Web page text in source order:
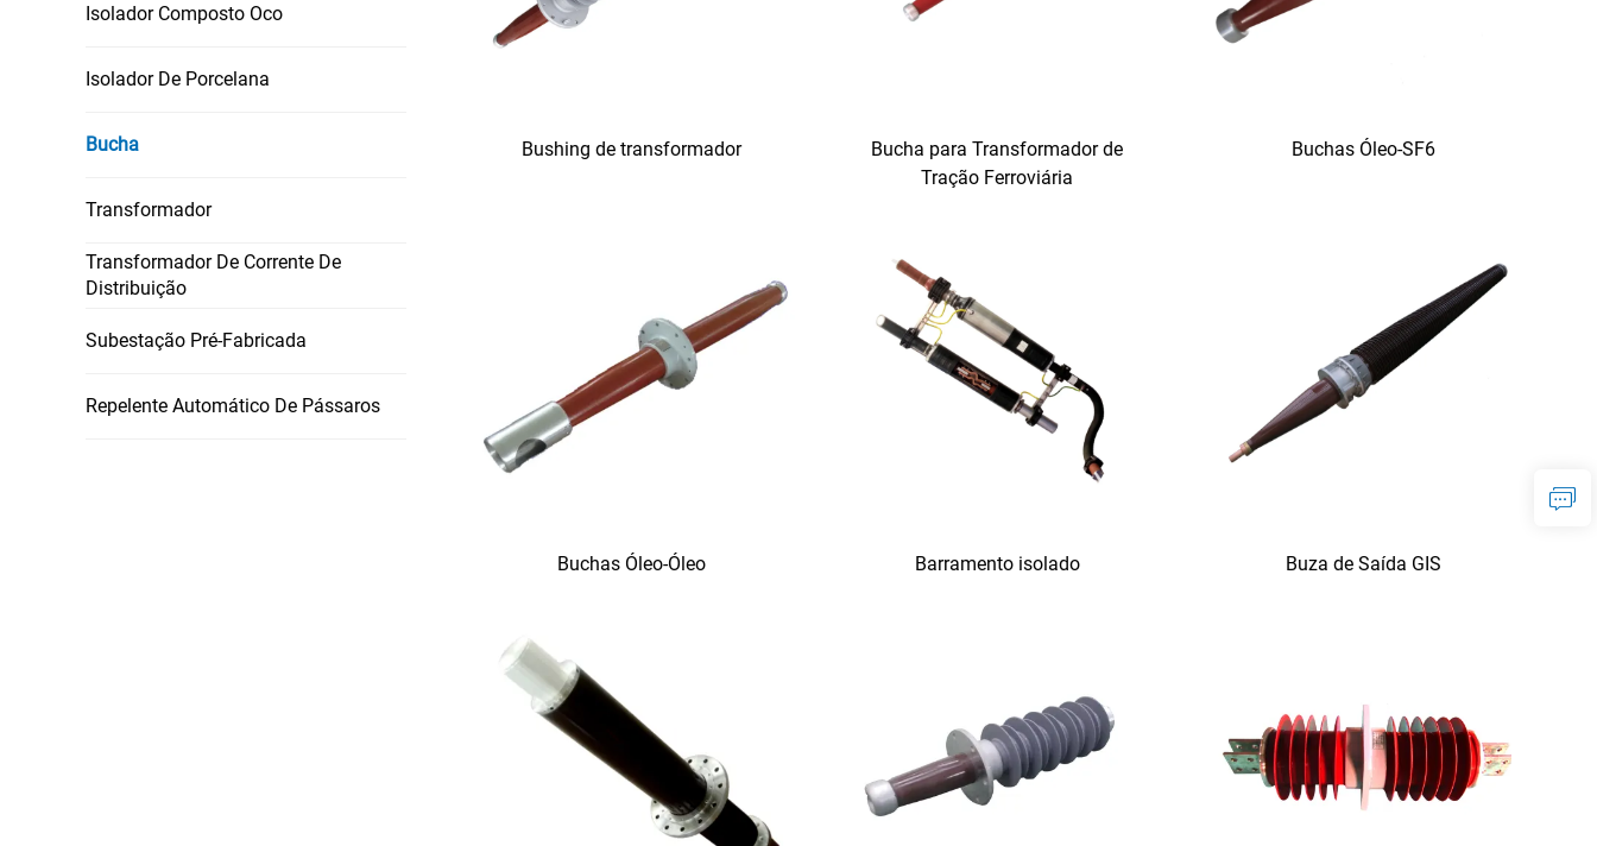
Isolador Composto Oco
Isolador De Porcelana
Bucha
Transformador
Transformador De Corrente De
Distribuição
Subestação Pré-Fabricada
Repelente Automático De Pássaros
Bushing de transformador
Bucha para Transformador de
Tração Ferroviária
Buchas Óleo-SF6
Buchas Óleo-Óleo Barramento isolado Buza de Saída GIS